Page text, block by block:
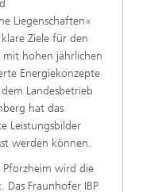
Liegenschaften«
Ziele für den
mit hohen jährlichen
Energiekonzepte
Landesbetrieb
hat das
Leistungsbilder
werden können.
Pforzheim wird die
Das Fraunhofer IBP